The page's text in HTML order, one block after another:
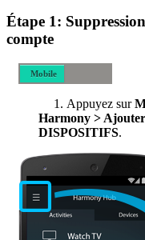
Étape 1:
compte
Mobile
Appuyez sur
Harmony >
DISPOSITIFS.